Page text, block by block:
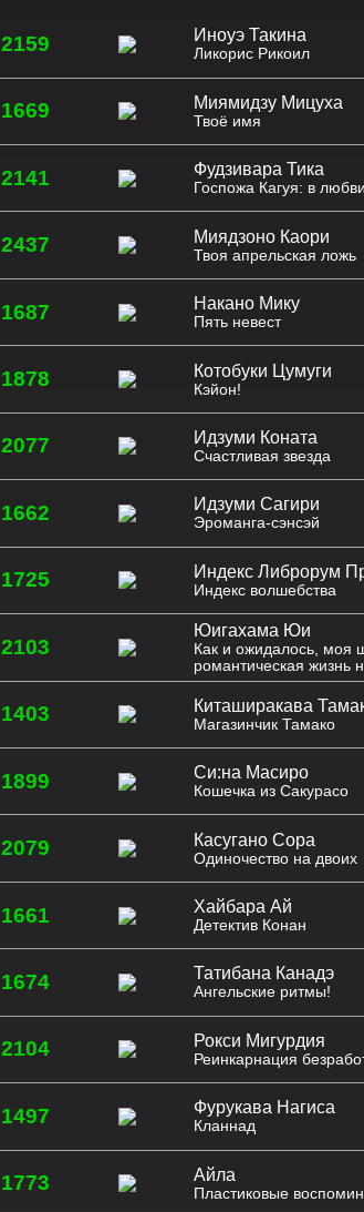
2159 Иноуэ Такина
Ликорис Рикоил
1669 Миямидзу Мицуха
Твоё имя
2141 Фудзивара Тика
Госпожа Кагуя: в
2437 Миядзоно Каори
Твоя апрельская ложь
1687 Накано Мику
Пять невест
1878 Котобуки Цумуги
Кэйон!
2077 Идзуми Коната
Счастливая звезда
1662 Идзуми Сагири
Эроманга-сэнсэй
1725 Индекс Либрорум
Индекс волшебства
2103
Юигахама Юи
Как и ожидалось, моя
романтическая жизнь
1403 Киташиракава
Магазинчик Тамако
1899 Си:на Масиро
Кошечка из Сакурасо
2079 Касугано Сора
Одиночество на двоих
1661 Хайбара Ай
Детектив Конан
1674 Татибана Канадэ
Ангельские ритмы!
2104 Рокси Мигурдия
Реинкарнация
1497 Фурукава Нагиса
Кланнад
1773 Айла
Пластиковые